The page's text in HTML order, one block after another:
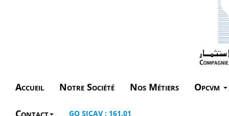
Accueil Notre Société Nos Métiers Opcvm
Contact GO SICAV : 161.01